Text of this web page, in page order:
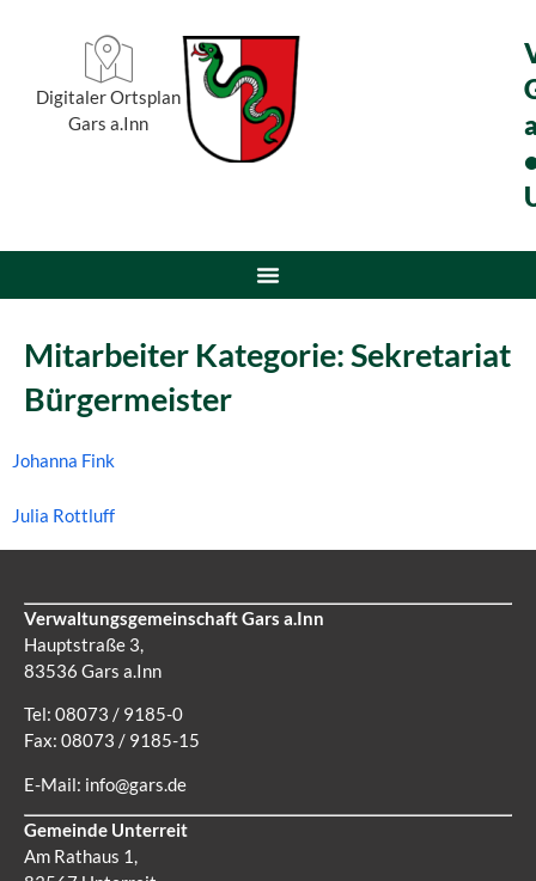
Digitaler Ortsplan
Gars a.Inn
Mitarbeiter Kategorie:Sekretariat
Bürgermeister
Johanna Fink
Julia Rottluff
Verwaltungsgemeinschaft Gars a.Inn
Hauptstraße 3,
83536 Gars a.Inn
Tel: 08073 / 9185-0
Fax: 08073 / 9185-15
E-Mail: info@gars.de
Gemeinde Unterreit
Am Rathaus 1,